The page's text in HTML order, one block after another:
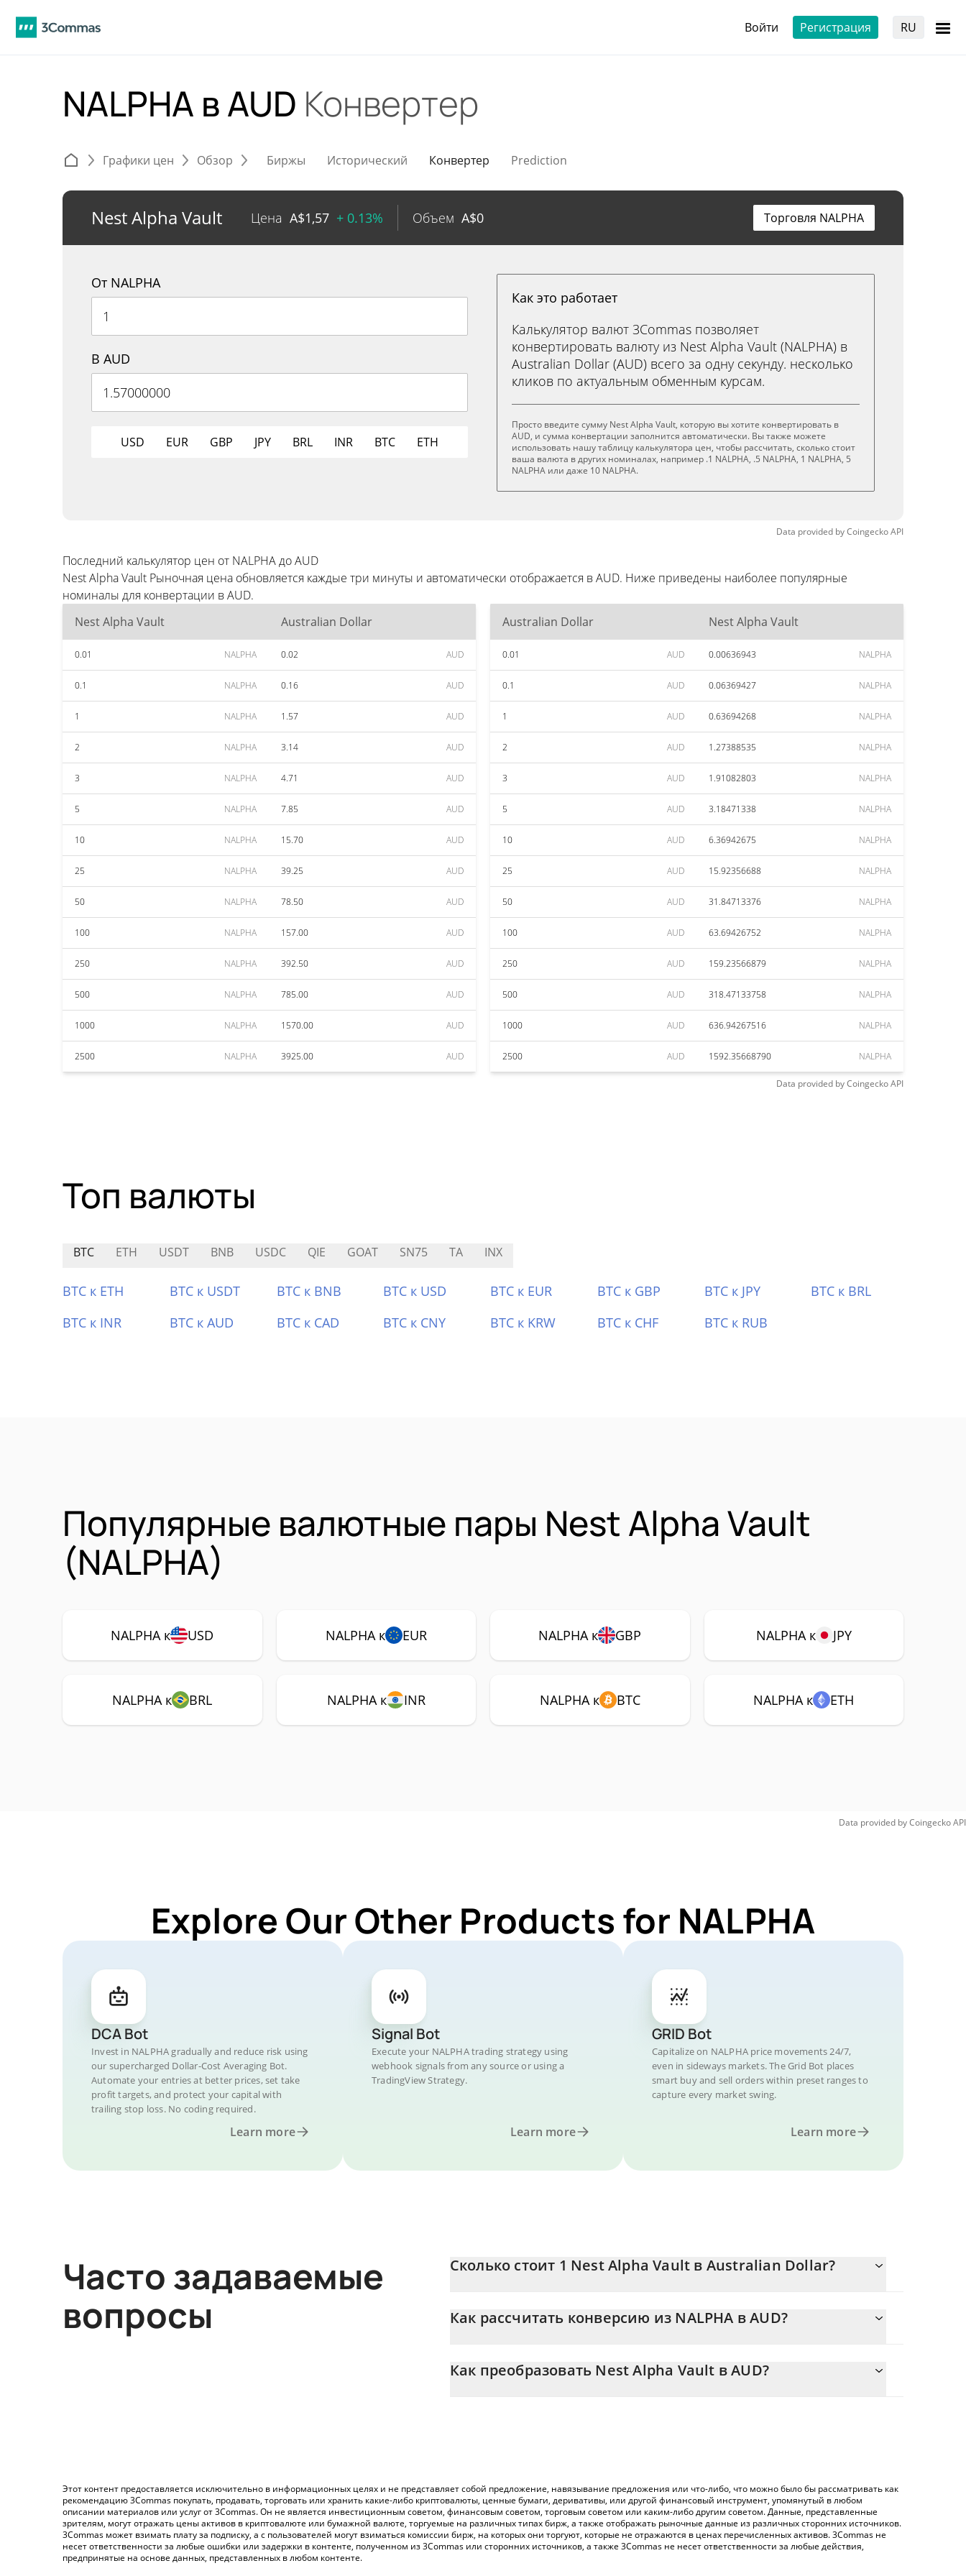
Войти Регистрация RU
NALPHA в AUD Конвертер
Графики цен Обзор Биржы Исторический Конвертер Prediction
Nest Alpha Vault Цена A$1,57 + 0.13% Объем A$0 Торговля NALPHA
От NALPHA
В AUD
USD EUR GBP JPY BRL INR BTC ETH
Как это работает
Калькулятор валют 3Commas позволяет
конвертировать валюту из Nest Alpha Vault (NALPHA) в
Australian Dollar (AUD) всего за одну секунду. несколько
кликов по актуальным обменным курсам.
Просто введите сумму Nest Alpha Vault, которую вы хотите конвертировать в
AUD, и сумма конвертации заполнится автоматически. Вы также можете
использовать нашу таблицу калькулятора цен, чтобы рассчитать, сколько стоит
ваша валюта в других номиналах, например .1 NALPHA, .5 NALPHA, 1 NALPHA, 5
NALPHA или даже 10 NALPHA.
Data provided byCoingeckoAPI
Последний калькулятор цен от NALPHA до AUD
Nest Alpha Vault Рыночная цена обновляется каждые три минуты и автоматически отображается в AUD. Ниже приведены наиболее популярные
номиналы для конвертации в AUD.
Nest Alpha Vault
Australian Dollar
0.01 NALPHA 0.02 AUD
0.1 NALPHA 0.16 AUD
1 NALPHA 1.57 AUD
2 NALPHA 3.14 AUD
3 NALPHA 4.71 AUD
5 NALPHA 7.85 AUD
10 NALPHA 15.70 AUD
25 NALPHA 39.25 AUD
50 NALPHA 78.50 AUD
100 NALPHA 157.00 AUD
250 NALPHA 392.50 AUD
500 NALPHA 785.00 AUD
1000 NALPHA 1570.00 AUD
2500 NALPHA 3925.00 AUD
Australian Dollar Nest Alpha Vault
0.01 AUD 0.00636943 NALPHA
0.1 AUD 0.06369427 NALPHA
1 AUD 0.63694268 NALPHA
2 AUD 1.27388535 NALPHA
3 AUD 1.91082803 NALPHA
5 AUD 3.18471338 NALPHA
10 AUD 6.36942675 NALPHA
25 AUD 15.92356688 NALPHA
50 AUD 31.84713376 NALPHA
100 AUD 63.69426752 NALPHA
250 AUD 159.23566879 NALPHA
500 AUD 318.47133758 NALPHA
1000 AUD 636.94267516 NALPHA
2500 AUD 1592.35668790 NALPHA
Data provided byCoingeckoAPI
Топ валюты
BTC ETH USDT BNB USDC QIE GOAT SN75 TA INX
BTC к ETH BTC к USDT BTC к BNB BTC к USD BTC к EUR BTC к GBP BTC к JPY
BTC к BRL
BTC к INR
BTC к AUD BTC к CAD BTC к CNY BTC к KRW BTC к CHF BTC к RUB
Популярные валютные пары Nest Alpha Vault
(NALPHA)
NALPHA к USD NALPHA к EUR NALPHA к GBP NALPHA к JPY
NALPHA к BRL NALPHA к INR NALPHA к BTC NALPHA к ETH
Data provided byCoingeckoAPI
Explore Our Other Products for NALPHA
DCA Bot
Invest in NALPHA gradually and reduce risk using
our supercharged Dollar-Cost Averaging Bot.
Automate your entries at better prices, set take
profit targets, and protect your capital with
trailing stop loss. No coding required.
Learn more
Signal Bot
Execute your NALPHA trading strategy using
webhook signals from any source or using a
TradingView Strategy.
Learn more
GRID Bot
Capitalize on NALPHA price movements 24/7,
even in sideways markets. The Grid Bot places
smart buy and sell orders within preset ranges to
capture every market swing.
Learn more
Часто задаваемые
вопросы
Сколько стоит 1 Nest Alpha Vault в Australian Dollar?
На данный момент 1 Nest Alpha Vault равно 1.57 {toSymbol
Как рассчитать конверсию из NALPHA в AUD?
NALPHA в AUD, просто введя сумму Nest Alpha Vault в соответствующее поле, и
автоматически конвертирует значение в Australian Dollar ({ toSymbol}).
Как преобразовать Nest Alpha Vault в AUD?
Этот контент предоставляется исключительно в информационных целях и не представляет собой предложение, навязывание предложения или что-либо, что можно было бы рассматривать как
рекомендацию 3Commas покупать, продавать, торговать или хранить какие-либо криптовалюты, ценные бумаги, деривативы, или другой финансовый инструмент, упомянутый в любом
описании материалов или услуг от 3Commas. Он не является инвестиционным советом, финансовым советом, торговым советом или каким-либо другим советом. Данные, представленные
зрителям, могут отражать цены активов в криптовалюте или бумажной валюте, торгуемые на различных типах бирж, а также отображать рыночные данные из различных сторонних источников.
3Commas может взимать плату за подписку, а с пользователей могут взиматься комиссии бирж, на которых они торгуют, которые не отражаются в ценах перечисленных активов. 3Commas не
несет ответственности за любые ошибки или задержки в контенте, полученном из 3Commas или сторонних источников, а также 3Commas не несет ответственности за любые действия,
предпринятые на основе данных, представленных в любом контенте.